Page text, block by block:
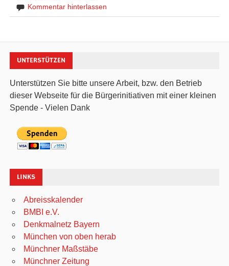
Kommentar hinterlassen
UNTERSTÜTZEN
Unterstützen Sie bitte unsere Arbeit, bzw. den Betrieb
dieser Webseite für die Bürgerinitiativen mit einer kleinen
Spende - Vielen Dank
LINKS
Abreisskalender
BMBI e.V.
Denkmalnetz Bayern
München von oben herab
Münchner Maßstäbe
Münchner Zeitung